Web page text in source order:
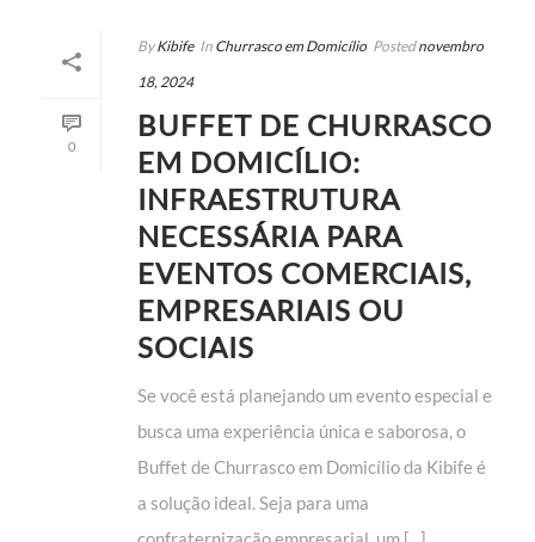
0
By Kibife In Churrasco em Domicílio Posted novembro
18, 2024
BUFFET DE CHURRASCO
EM DOMICÍLIO:
INFRAESTRUTURA
NECESSÁRIA PARA
EVENTOS COMERCIAIS,
EMPRESARIAIS OU
SOCIAIS
Se você está planejando um evento especial e
busca uma experiência única e saborosa, o
Buffet de Churrasco em Domicílio da Kibife é
a solução ideal. Seja para uma